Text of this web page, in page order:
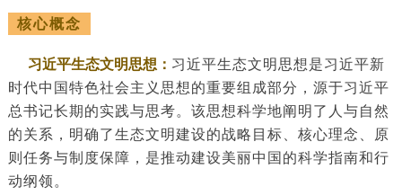
核心概念
习近平生态文明思想： 习近平生态文明思想是习近平新
时代中国特色社会主义思想的重要组成部分，源于习近平
总书记长期的实践与思考。该思想科学地阐明了人与自然
的关系，明确了生态文明建设的战略目标、核心理念、原
则任务与制度保障，是推动建设美丽中国的科学指南和行
动纲领。